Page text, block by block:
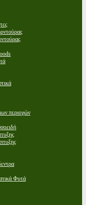
περιοχών
Φυτά